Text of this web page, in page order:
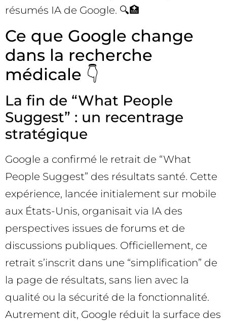
résumés IA de Google. 🔍🏥
Ce que Google change
dans la recherche
médicale 👇
La fin de “What People
Suggest” : un recentrage
stratégique
Google a confirmé le retrait de “What
People Suggest” des résultats santé. Cette
expérience, lancée initialement sur mobile
aux États-Unis, organisait via IA des
perspectives issues de forums et de
discussions publiques. Officiellement, ce
retrait s’inscrit dans une “simplification” de
la page de résultats, sans lien avec la
qualité ou la sécurité de la fonctionnalité.
Autrement dit, Google réduit la surface des